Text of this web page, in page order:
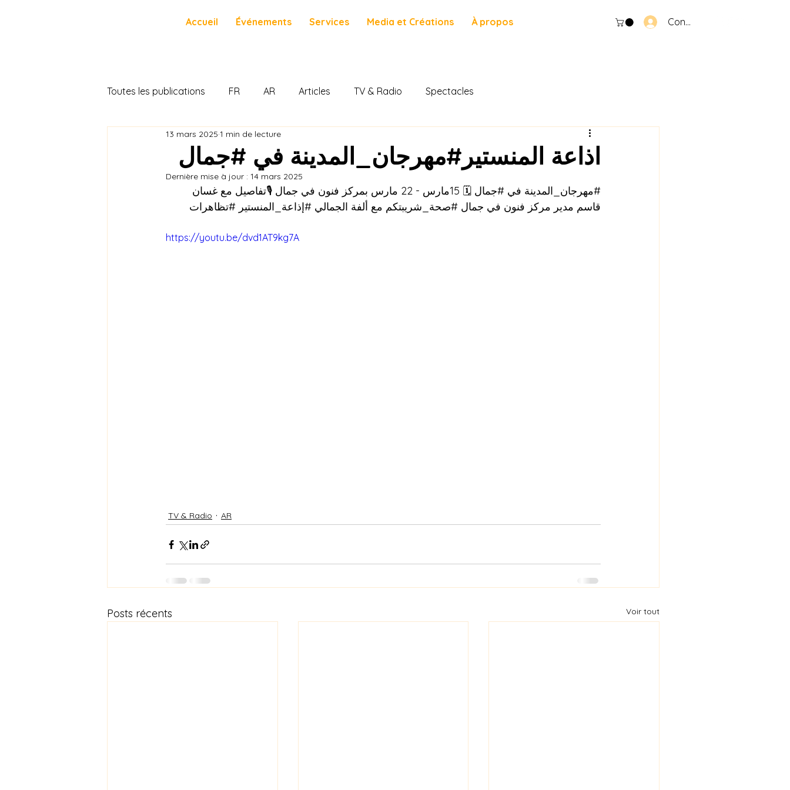
Accueil Événements Services Media et Créations À propos Connexion
Toutes les publications FR AR Articles TV & Radio Spectacles
اذاعة المنستير#مهرجان_المدينة في #جمال
13 mars 2025 1 min de lecture
Dernière mise à jour : 14 mars 2025
#مهرجان_المدينة في #جمال
🗓 15مارس - 22 مارس بمركز فنون في جمال 🎙تفاصيل مع غسان
قاسم مدير مركز فنون في جمال #صحة_شريبتكم مع ألفة الجمالي #إذاعة_المنستير #تظاهرات
https://youtu.be/dvd1AT9kg7A
TV & Radio AR
Posts récents Voir tout